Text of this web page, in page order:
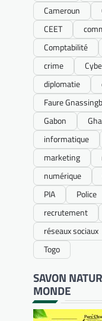
Cameroun
CEET
Comptabilité
crime
diplomatie
Faure
Gabon
informatique
marketing
numérique
PIA
Police
recrutement
réseaux sociaux
Togo
SAVON
MONDE